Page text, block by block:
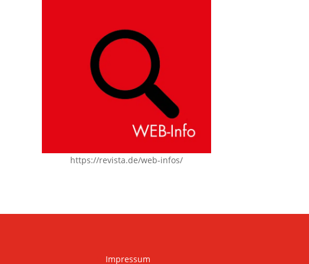
https://revista.de/web-infos/
Impressum